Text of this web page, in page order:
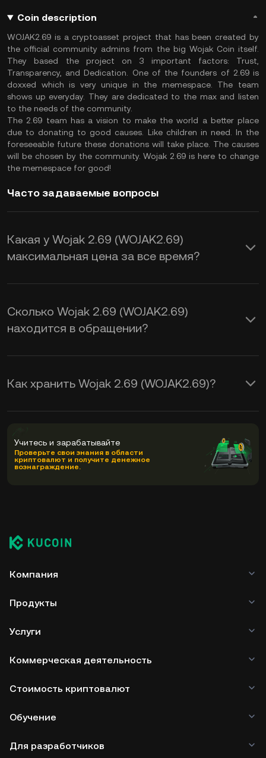
Coin description
WOJAK2.69 is a cryptoasset project that has been created by
the official community admins from the big Wojak Coin itself.
They based the project on 3 important factors: Trust,
Transparency, and Dedication. One of the founders of 2.69 is
doxxed which is very unique in the memespace. The team
shows up everyday. They are dedicated to the max and listen
to the needs of the community.
The 2.69 team has a vision to make the world a better place
due to donating to good causes. Like children in need. In the
foreseeable future these donations will take place. The causes
will be chosen by the community. Wojak 2.69 is here to change
the memespace for good!
Часто задаваемые вопросы
Какая у Wojak 2.69 (WOJAK2.69)
максимальная цена за все время?
Сколько Wojak 2.69 (WOJAK2.69)
находится в обращении?
Как хранить Wojak 2.69 (WOJAK2.69)?
Учитесь и зарабатывайте
Проверьте свои знания в области
криптовалют и получите денежное
вознаграждение.
Компания
Продукты
Услуги
Коммерческая деятельность
Стоимость криптовалют
Обучение
Для разработчиков